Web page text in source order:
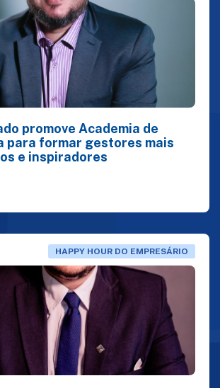
promove Academia de
para formar gestores mais
e inspiradores
HAPPY HOUR DO EMPRESÁRIO